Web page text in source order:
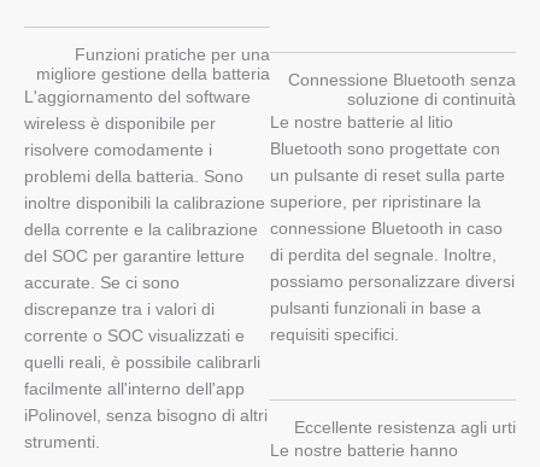
Funzioni pratiche per una
migliore gestione della batteria
L'aggiornamento del software
wireless è disponibile per
risolvere comodamente i
problemi della batteria. Sono
inoltre disponibili la calibrazione
della corrente e la calibrazione
del SOC per garantire letture
accurate. Se ci sono
discrepanze tra i valori di
corrente o SOC visualizzati e
quelli reali, è possibile calibrarli
facilmente all'interno dell'app
iPolinovel, senza bisogno di altri
strumenti.
Connessione Bluetooth senza
soluzione di continuità
Le nostre batterie al litio
Bluetooth sono progettate con
un pulsante di reset sulla parte
superiore, per ripristinare la
connessione Bluetooth in caso
di perdita del segnale. Inoltre,
possiamo personalizzare diversi
pulsanti funzionali in base a
requisiti specifici.
Eccellente resistenza agli urti
Le nostre batterie hanno